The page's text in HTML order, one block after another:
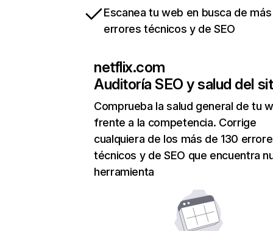
Escanea tu web en busca de
errores técnicos y de SEO
netflix.com
Auditoría SEO y salud del
Comprueba la salud general de tu
frente a la competencia. Corrige
cualquiera de los más de 130
técnicos y de SEO que encuentra
herramienta